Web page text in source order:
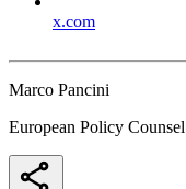
x.com
Marco Pancini
European Policy Counsel